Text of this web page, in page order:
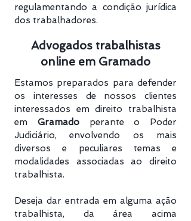
regulamentando a condição jurídica
dos trabalhadores.
Advogados trabalhistas
online em Gramado
Estamos preparados para defender
os interesses de nossos clientes
interessados em direito trabalhista
em Gramadoperante o Poder
Judiciário, envolvendo os mais
diversos e peculiares temas e
modalidades associadas ao direito
trabalhista.
Deseja dar entrada em alguma ação
trabalhista, da área acima